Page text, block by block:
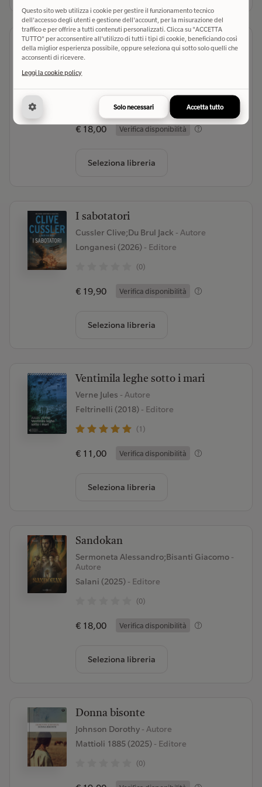
Il viaggio del Basilisco. Le memorie
di Lady Trent
Brennan Marie
(1)
€ 18,00 Verifica disponibilità
Seleziona libreria
I sabotatori
Cussler Clive;Du Brul Jack - Autore
Longanesi (2026)- Editore
(0)
€ 19,90 Verifica disponibilità
Seleziona libreria
Ventimila leghe sotto i mari
Verne Jules - Autore
Feltrinelli (2018)- Editore
(1)
€ 11,00 Verifica disponibilità
Seleziona libreria
Sandokan
Sermoneta Alessandro;Bisanti Giacomo -
Autore
Salani (2025)- Editore
(0)
€ 18,00 Verifica disponibilità
Seleziona libreria
Donna bisonte
Johnson Dorothy - Autore
Mattioli 1885 (2025)- Editore
(0)
Questo sito web utilizza i cookie per gestire il funzionamento tecnico
dell'accesso degli utenti e gestione dell'account, per la misurazione del
traffico e per offrire a tutti contenuti personalizzati. Clicca su "ACCETTA
TUTTO" per acconsentire all'utilizzo di tutti i tipi di cookie, beneficiando così
della miglior esperienza possibile, oppure seleziona qui sotto solo quelli che
acconsenti di ricevere.
Leggi la cookie policy
Solo necessari Accetta tutto